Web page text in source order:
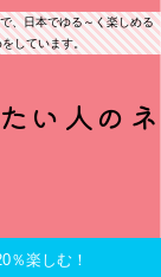
、日本でゆる～く楽しめる
しています。
い人のネ
％楽しむ！